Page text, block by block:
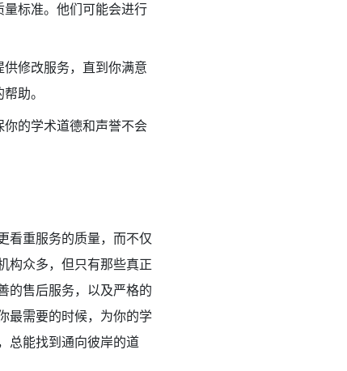
标准。他们可能会进行
修改服务，直到你满意
助。
的学术道德和声誉不会
看重服务的质量，而不仅
构众多，但只有那些真正
的售后服务，以及严格的
最需要的时候，为你的学
总能找到通向彼岸的道